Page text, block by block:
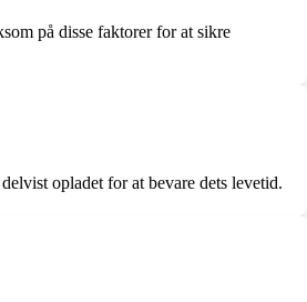
på disse faktorer for at sikre
opladet for at bevare dets levetid.